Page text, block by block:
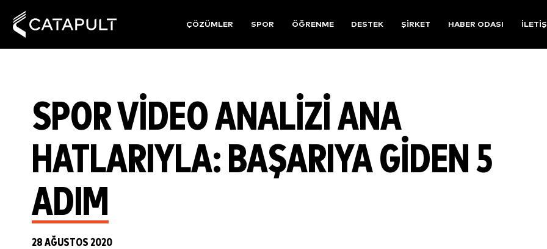
ÇÖZÜMLER SPOR ÖĞRENME DESTEK ŞIRKET HABER ODASI
SPOR VIDEO ANALIZI ANA
HATLARIYLA: BAŞARIYA GIDEN 5
ADIM
28 AĞUSTOS 2020